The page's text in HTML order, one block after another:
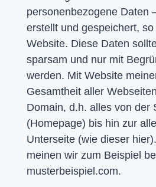
personenbezogene Daten
erstellt und gespeichert,
Website. Diese Daten
sparsam und nur mit
werden. Mit Website
Gesamtheit aller
Domain, d.h. alles von der
(Homepage) bis hin zur
Unterseite (wie dieser
meinen wir zum Beispiel
musterbeispiel.com.